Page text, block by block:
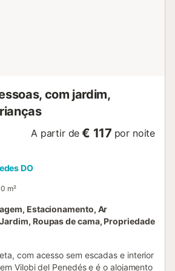
com jardim,
A partir de € 117 por noite
DO
m²
Estacionamento, Ar
Roupas de cama, Propriedade
com acesso sem escadas e interior
Vilobi del Penedés e é o alojamento